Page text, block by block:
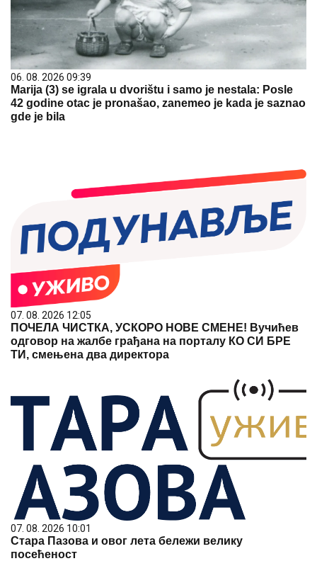
06. 08. 2026 09:39
Marija (3) se igrala u dvorištu i samo je nestala: Posle
42 godine otac je pronašao, zanemeo je kada je saznao
gde je bila
07. 08. 2026 12:05
ПОЧЕЛА ЧИСТКА, УСКОРО НОВЕ СМЕНЕ! Вучићев
одговор на жалбе грађана на порталу КО СИ БРЕ
ТИ, смењена два директора
07. 08. 2026 10:01
Стара Пазова и овог лета бележи велику
посећеност